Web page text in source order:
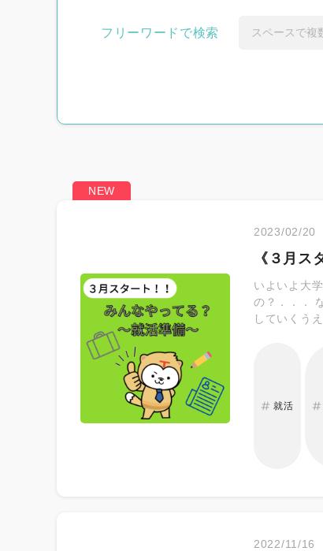
悩み別から
フリーワードで検索
2023/02/20
《３月ス
いよいよ大
の？．．．
していくう
や公開情報
就活
2022/11/16